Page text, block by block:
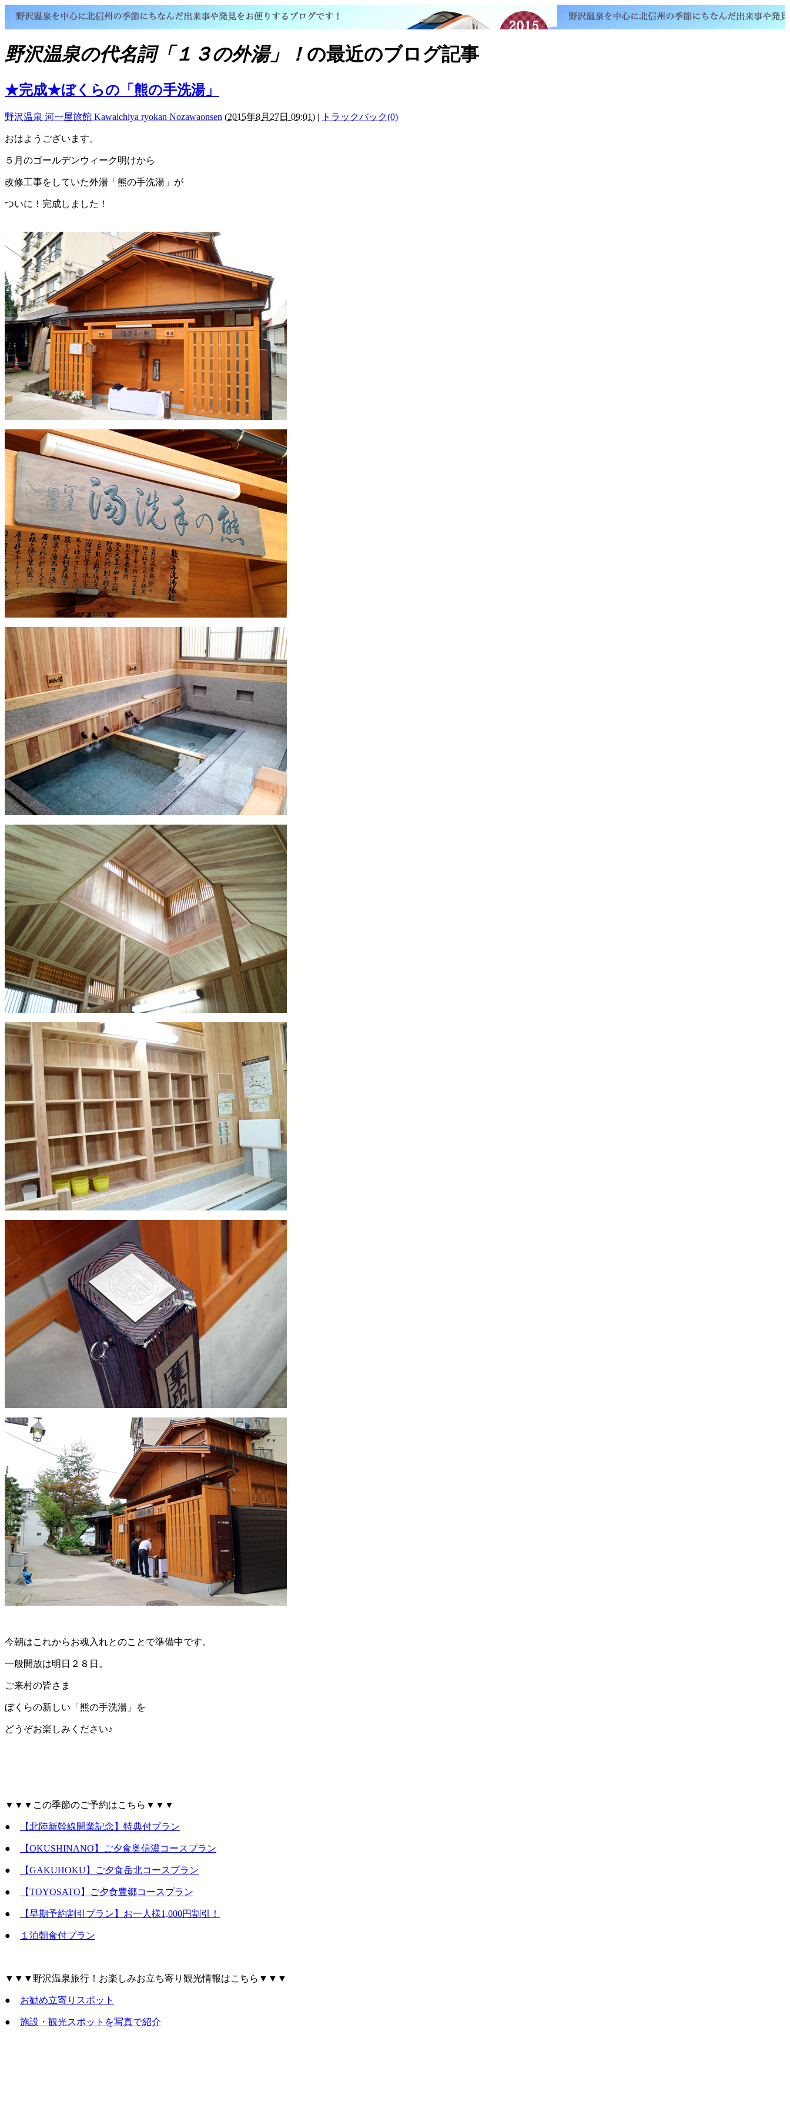
野沢温泉の代名詞「１３の外湯」！ の最近のブログ記事
★完成★ぼくらの「熊の手洗湯」
野沢温泉 河一屋旅館 Kawaichiya ryokan Nozawaonsen (2015年8月27日 09:01) | トラックバック(0)
おはようございます。
５月のゴールデンウィーク明けから
改修工事をしていた外湯「熊の手洗湯」が
ついに！完成しました！
今朝はこれからお魂入れとのことで準備中です。
一般開放は明日２８日。
ご来村の皆さま
ぼくらの新しい「熊の手洗湯」を
どうぞお楽しみください♪
▼▼▼この季節のご予約はこちら▼▼▼
● 【北陸新幹線開業記念】特典付プラン
● 【OKUSHINANO】ご夕食奥信濃コースプラン
● 【GAKUHOKU】ご夕食岳北コースプラン
● 【TOYOSATO】ご夕食豊郷コースプラン
● 【早期予約割引プラン】お一人様1,000円割引！
● １泊朝食付プラン
▼▼▼野沢温泉旅行！お楽しみお立ち寄り観光情報はこちら▼▼▼
● お勧め立寄りスポット
● 施設・観光スポットを写真で紹介